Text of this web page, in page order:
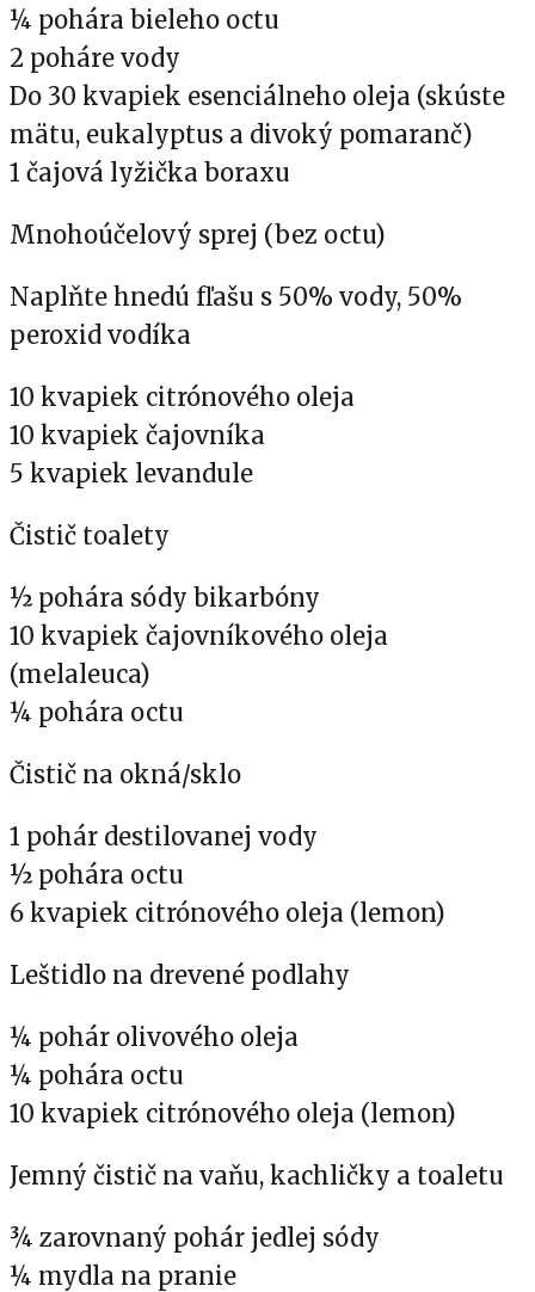
¼ pohára bieleho octu
2 poháre vody
Do 30 kvapiek esenciálneho oleja (skúste
mätu, eukalyptus a divoký pomaranč)
1 čajová lyžička boraxu
Mnohoúčelový sprej (bez octu)
Naplňte hnedú fľašu s 50% vody, 50%
peroxid vodíka
10 kvapiek citrónového oleja
10 kvapiek čajovníka
5 kvapiek levandule
Čistič toalety
½ pohára sódy bikarbóny
10 kvapiek čajovníkového oleja
(melaleuca)
¼ pohára octu
Čistič na okná/sklo
1 pohár destilovanej vody
½ pohára octu
6 kvapiek citrónového oleja (lemon)
Leštidlo na drevené podlahy
¼ pohár olivového oleja
¼ pohára octu
10 kvapiek citrónového oleja (lemon)
Jemný čistič na vaňu, kachličky a toaletu
¾ zarovnaný pohár jedlej sódy
¼ mydla na pranie